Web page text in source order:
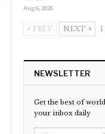
Aug 6, 2026
PREV NEXT
NEWSLETTER
Get the best of
your inbox daily